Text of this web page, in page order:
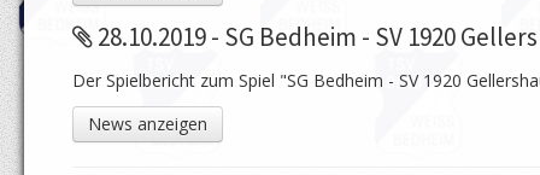
28.10.2019 - SG Bedheim - SV 1920
Der Spielbericht zum Spiel "SG Bedheim - SV 1920
News anzeigen